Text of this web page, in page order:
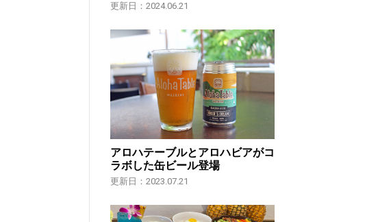
更新日：2024.06.21
アロハテーブルとアロハビアがコ
ラボした缶ビール登場
更新日：2023.07.21